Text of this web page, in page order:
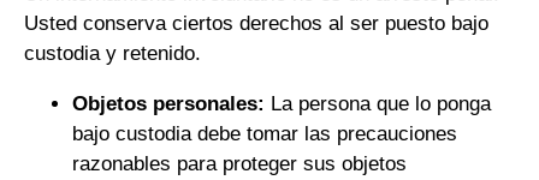
Usted conserva ciertos derechos al ser puesto bajo
custodia y retenido.
Objetos personales: La persona que lo ponga
bajo custodia debe tomar las precauciones
razonables para proteger sus objetos